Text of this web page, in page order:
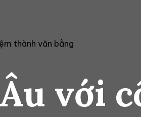
thành văn bằng
với